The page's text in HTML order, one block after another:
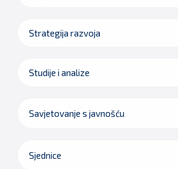
Strategija razvoja
Studije i analize
Savjetovanje s javnošću
Sjednice